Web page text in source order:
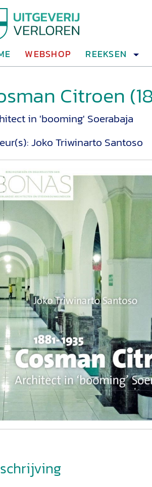
WEBSHOP REEKSEN
Citroen
in 'booming' Soerabaja
Joko Triwinarto Santoso